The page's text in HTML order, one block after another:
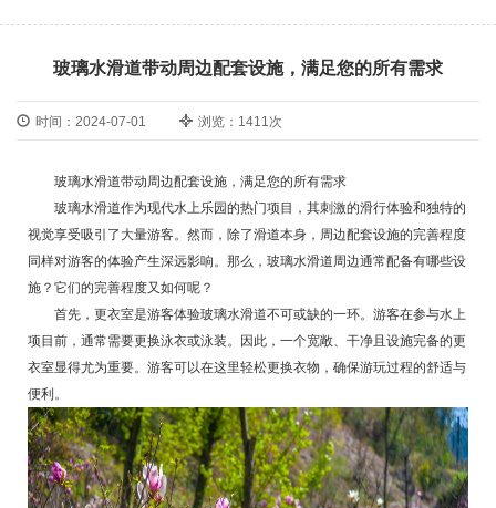
玻璃水滑道带动周边配套设施，满足您的所有需求
时间：2024-07-01 浏览：1411次
玻璃水滑道带动周边配套设施，满足您的所有需求
玻璃水滑道作为现代水上乐园的热门项目，其刺激的滑行体验和独特的
视觉享受吸引了大量游客。然而，除了滑道本身，周边配套设施的完善程度
同样对游客的体验产生深远影响。那么，玻璃水滑道周边通常配备有哪些设
施？它们的完善程度又如何呢？
首先，更衣室是游客体验玻璃水滑道不可或缺的一环。游客在参与水上
项目前，通常需要更换泳衣或泳装。因此，一个宽敞、干净且设施完备的更
衣室显得尤为重要。游客可以在这里轻松更换衣物，确保游玩过程的舒适与
便利。